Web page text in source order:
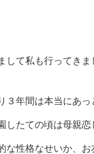
して私も行ってきま
３年間は本当にあっ
したての頃は母親恋
な性格なせいか、 お